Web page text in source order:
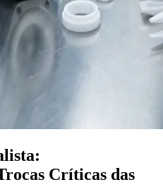
Críticas das